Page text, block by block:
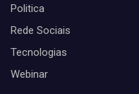
Politica
Rede Sociais
Tecnologias
Webinar